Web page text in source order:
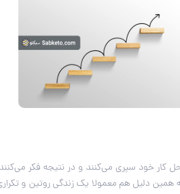
کار خود سپری می‌کنند و در نتیجه فکر
دلیل هم معمولا یک زندگی روتین و